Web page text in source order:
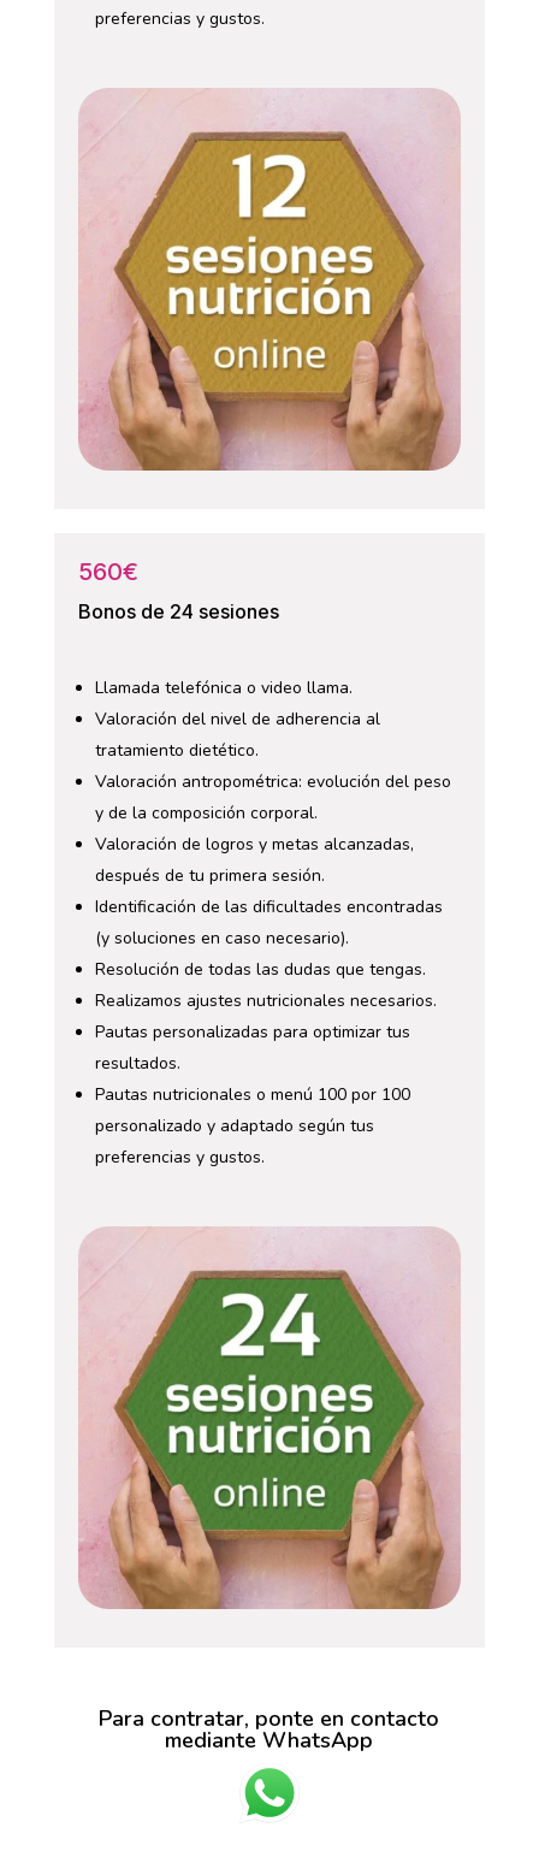
preferencias y gustos.
560€
Bonos de 24 sesiones
Llamada telefónica o video llama.
Valoración del nivel de adherencia al
tratamiento dietético.
Valoración antropométrica: evolución del peso
y de la composición corporal.
Valoración de logros y metas alcanzadas,
después de tu primera sesión.
Identificación de las dificultades encontradas
(y soluciones en caso necesario).
Resolución de todas las dudas que tengas.
Realizamos ajustes nutricionales necesarios.
Pautas personalizadas para optimizar tus
resultados.
Pautas nutricionales o menú 100 por 100
personalizado y adaptado según tus
preferencias y gustos.
Para contratar, ponte en contacto
mediante WhatsApp